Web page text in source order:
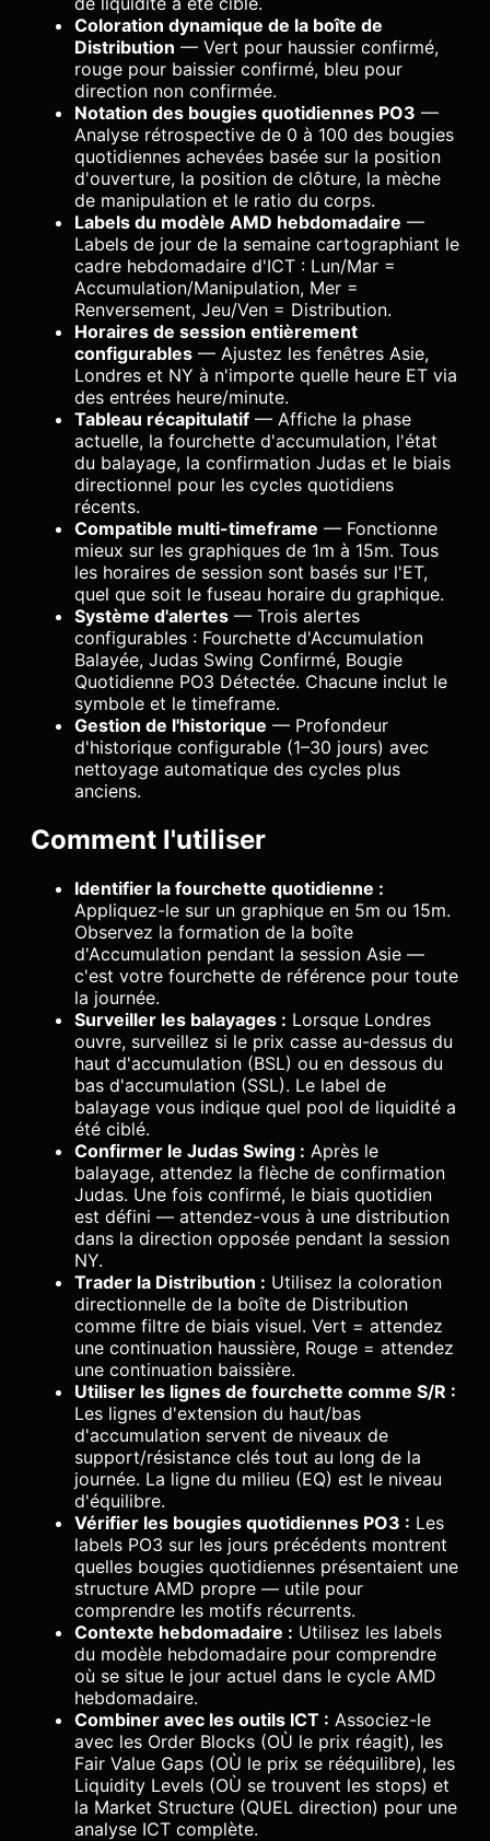
Coloration dynamique de la boîte de
Distribution — Vert pour haussier confirmé,
rouge pour baissier confirmé, bleu pour
direction non confirmée.
Notation des bougies quotidiennes PO3 —
Analyse rétrospective de 0 à 100 des bougies
quotidiennes achevées basée sur la position
d'ouverture, la position de clôture, la mèche
de manipulation et le ratio du corps.
Labels du modèle AMD hebdomadaire —
Labels de jour de la semaine cartographiant le
cadre hebdomadaire d'ICT : Lun/Mar =
Accumulation/Manipulation, Mer =
Renversement, Jeu/Ven = Distribution.
Horaires de session entièrement
configurables — Ajustez les fenêtres Asie,
Londres et NY à n'importe quelle heure ET via
des entrées heure/minute.
Tableau récapitulatif — Affiche la phase
actuelle, la fourchette d'accumulation, l'état
du balayage, la confirmation Judas et le biais
directionnel pour les cycles quotidiens
récents.
Compatible multi-timeframe — Fonctionne
mieux sur les graphiques de 1m à 15m. Tous
les horaires de session sont basés sur l'ET,
quel que soit le fuseau horaire du graphique.
Système d'alertes — Trois alertes
configurables : Fourchette d'Accumulation
Balayée, Judas Swing Confirmé, Bougie
Quotidienne PO3 Détectée. Chacune inclut le
symbole et le timeframe.
Gestion de l'historique — Profondeur
d'historique configurable (1–30 jours) avec
nettoyage automatique des cycles plus
anciens.
Comment l'utiliser
Identifier la fourchette quotidienne :
Appliquez-le sur un graphique en 5m ou 15m.
Observez la formation de la boîte
d'Accumulation pendant la session Asie —
c'est votre fourchette de référence pour toute
la journée.
Surveiller les balayages : Lorsque Londres
ouvre, surveillez si le prix casse au-dessus du
haut d'accumulation (BSL) ou en dessous du
bas d'accumulation (SSL). Le label de
balayage vous indique quel pool de liquidité a
été ciblé.
Confirmer le Judas Swing : Après le
balayage, attendez la flèche de confirmation
Judas. Une fois confirmé, le biais quotidien
est défini — attendez-vous à une distribution
dans la direction opposée pendant la session
NY.
Trader la Distribution : Utilisez la coloration
directionnelle de la boîte de Distribution
comme filtre de biais visuel. Vert = attendez
une continuation haussière, Rouge = attendez
une continuation baissière.
Utiliser les lignes de fourchette comme S/R :
Les lignes d'extension du haut/bas
d'accumulation servent de niveaux de
support/résistance clés tout au long de la
journée. La ligne du milieu (EQ) est le niveau
d'équilibre.
Vérifier les bougies quotidiennes PO3 : Les
labels PO3 sur les jours précédents montrent
quelles bougies quotidiennes présentaient une
structure AMD propre — utile pour
comprendre les motifs récurrents.
Contexte hebdomadaire : Utilisez les labels
du modèle hebdomadaire pour comprendre
où se situe le jour actuel dans le cycle AMD
hebdomadaire.
Combiner avec les outils ICT : Associez-le
avec les Order Blocks (OÙ le prix réagit), les
Fair Value Gaps (OÙ le prix se rééquilibre), les
Liquidity Levels (OÙ se trouvent les stops) et
la Market Structure (QUEL direction) pour une
analyse ICT complète.